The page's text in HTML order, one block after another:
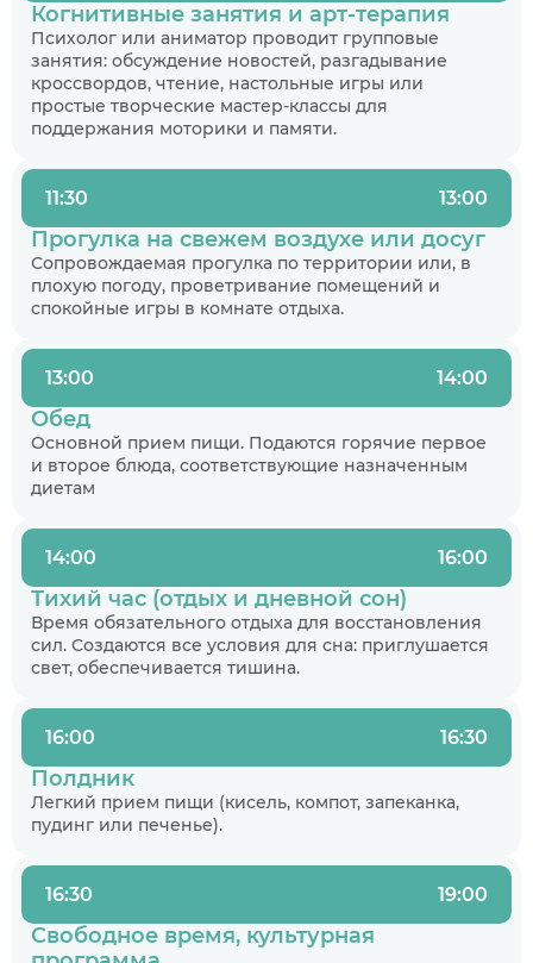
Когнитивные занятия и арт-терапия
Психолог или аниматор проводит групповые
занятия: обсуждение новостей, разгадывание
кроссвордов, чтение, настольные игры или
простые творческие мастер-классы для
поддержания моторики и памяти.
11:30 13:00
Прогулка на свежем воздухе или досуг
Сопровождаемая прогулка по территории или, в
плохую погоду, проветривание помещений и
спокойные игры в комнате отдыха.
13:00 14:00
Обед
Основной прием пищи. Подаются горячие первое
и второе блюда, соответствующие назначенным
диетам
14:00 16:00
Тихий час (отдых и дневной сон)
Время обязательного отдыха для восстановления
сил. Создаются все условия для сна: приглушается
свет, обеспечивается тишина.
16:00 16:30
Полдник
Легкий прием пищи (кисель, компот, запеканка,
пудинг или печенье).
16:30 19:00
Свободное время, культурная